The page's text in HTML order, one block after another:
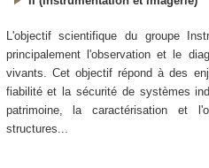
L'objectif scientifique du groupe
principalement l'observation et le
vivants. Cet objectif répond à des
fiabilité et la sécurité de systèmes
patrimoine, la caractérisation et
structures...